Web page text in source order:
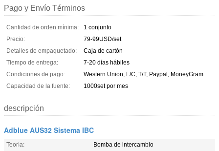
Pago y Envío Términos
Cantidad de orden mínima:
1 conjunto
Precio:
79-99USD/set
Detalles de empaquetado:
Caja de cartón
Tiempo de entrega:
7-20 días hábiles
Condiciones de pago:
Western Union, L/C, T/T, Paypal, MoneyGram
Capacidad de la fuente:
1000set por mes
descripción
Adblue AUS32 Sistema IBC
Teoría:
Bomba de intercambio